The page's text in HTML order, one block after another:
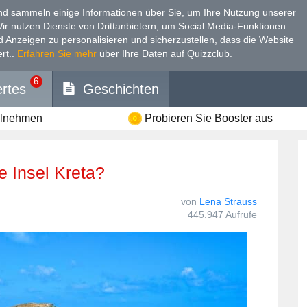
sammeln einige Informationen über Sie, um Ihre Nutzung unserer
nutzen Dienste von Drittanbietern, um Social Media-Funktionen
Anzeigen zu personalisieren und sicherzustellen, dass die Website
Erfahren Sie mehr über Ihre Daten auf Quizzclub.
6
Geschichten
Probieren Sie Booster aus
Insel Kreta?
von Lena Strauss
445.947 Aufrufe